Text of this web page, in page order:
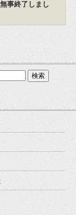
事終了しまし